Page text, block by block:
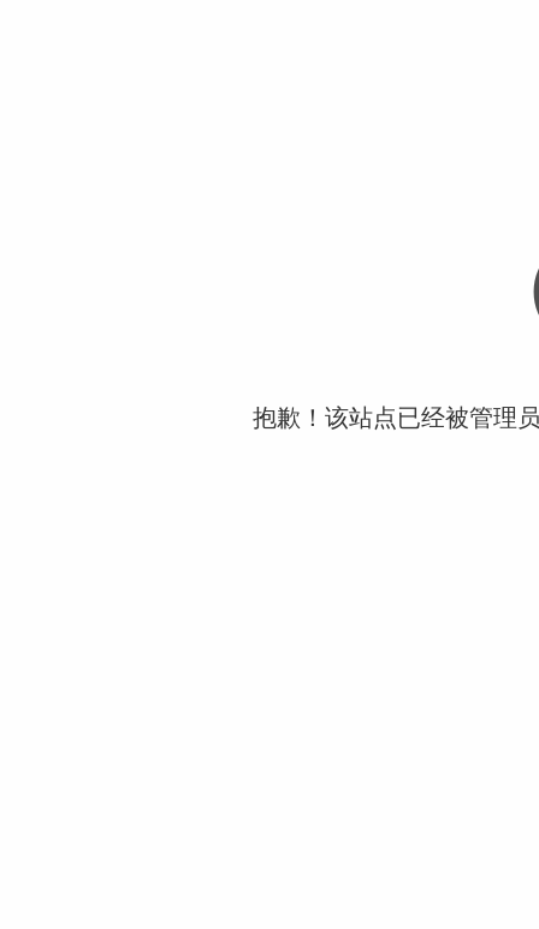
抱歉！该站点已经被管理